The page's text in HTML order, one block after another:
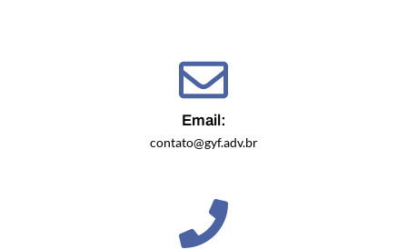
Email:
contato@gyf.adv.br